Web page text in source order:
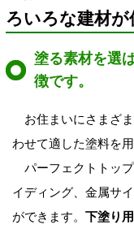
ろいろな建材
塗る素材を選
徴です。
お住まいにさまざ
わせて適した塗料を
パーフェクトトッ
イディング、金属サ
ができます。 下塗り